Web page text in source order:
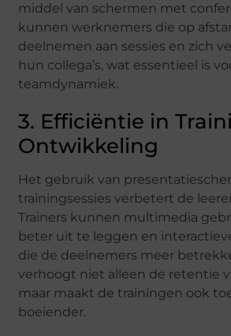
middel van schermen met
kunnen werknemers die op
deelnemen aan sessies en zich
hun collega’s, wat essentieel is
teamdynamiek.
3. Efficiëntie in
Ontwikkeling
Het gebruik van
trainingsessies verbetert de
Trainers kunnen multimedia
beter uit te leggen en
die de deelnemers meer
verhoogt niet alleen de retentie
maar maakt de trainingen ook
boeiender.